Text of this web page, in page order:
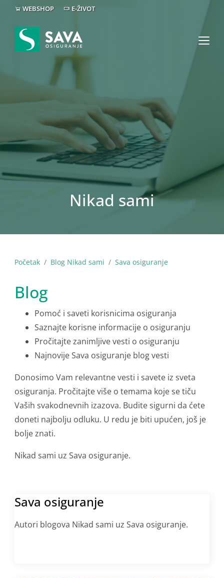
WEBSHOP E-ŽIVOT
Nikad sami
Početak Blog Nikad sami Sava osiguranje
Blog
Pomoć i saveti korisnicima osiguranja
Saznajte korisne informacije o osiguranju
Pročitajte zanimljive vesti o osiguranju
Najnovije Sava osiguranje blog vesti
Donosimo Vam relevantne vesti i savete iz sveta
osiguranja. Pročitajte više o temama koje se tiču
Vaših svakodnevnih izazova. Budite sigurni da ćete
doneti najbolju odluku. U redu je biti upućen, još je
bolje znati.
Nikad sami uz Sava osiguranje.
Sava osiguranje
Autori blogova Nikad sami uz Sava osiguranje.